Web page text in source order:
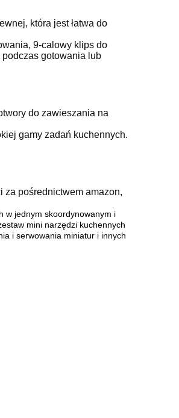
która jest łatwa do
9-calowy klips do
gotowania lub
do zawieszania na
gamy zadań kuchennych.
za pośrednictwem amazon,
w jednym skoordynowanym i
mini narzędzi kuchennych
i serwowania miniatur i innych